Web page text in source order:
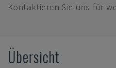
Kontaktieren Sie uns für
Übersicht